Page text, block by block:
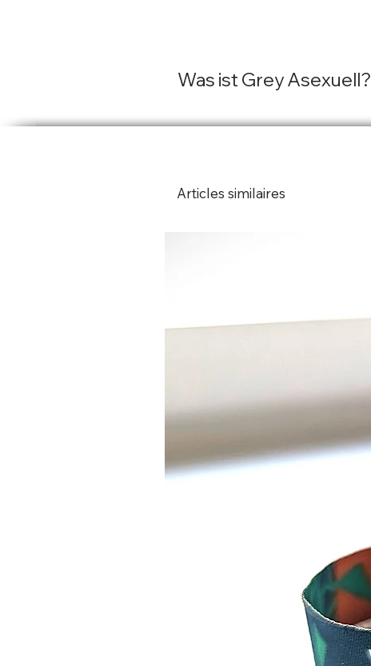
Was ist Grey Asexuell?
Articles similaires